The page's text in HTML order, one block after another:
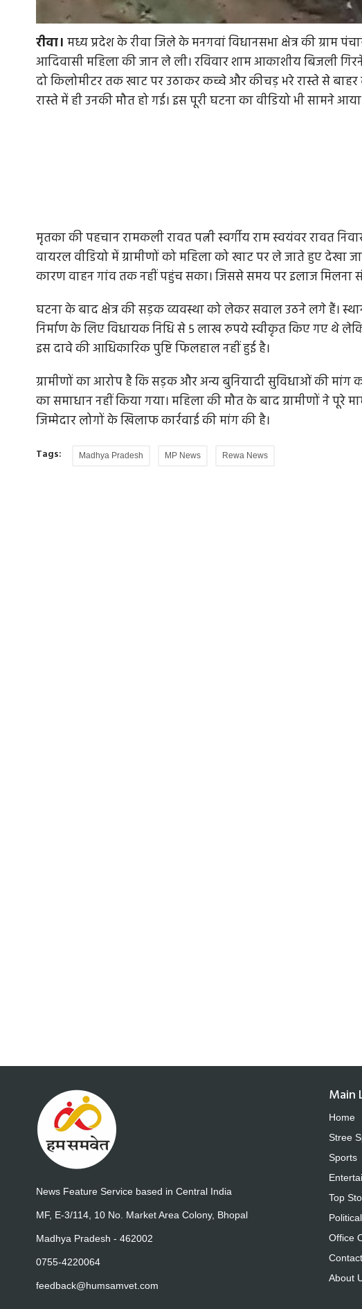
रीवा। मध्य प्रदेश के रीवा जिले के मनगवां विधानसभा क्षेत्र की ग्राम
आदिवासी महिला की जान ले ली। रविवार शाम आकाशीय बिजली
दो किलोमीटर तक खाट पर उठाकर कच्चे और कीचड़ भरे रास्ते से
रास्ते में ही उनकी मौत हो गई। इस पूरी घटना का वीडियो भी सामने
मृतका की पहचान रामकली रावत पत्नी स्वर्गीय राम स्वयंवर रावत
वायरल वीडियो में ग्रामीणों को महिला को खाट पर ले जाते हुए
कारण वाहन गांव तक नहीं पहुंच सका। जिससे समय पर इलाज मिलना
घटना के बाद क्षेत्र की सड़क व्यवस्था को लेकर सवाल उठने लगे हैं।
निर्माण के लिए विधायक निधि से 5 लाख रुपये स्वीकृत किए गए थे
इस दावे की आधिकारिक पुष्टि फिलहाल नहीं हुई है।
ग्रामीणों का आरोप है कि सड़क और अन्य बुनियादी सुविधाओं की
का समाधान नहीं किया गया। महिला की मौत के बाद ग्रामीणों ने पूरे
जिम्मेदार लोगों के खिलाफ कार्रवाई की मांग की है।
Tags: Madhya Pradesh MP News Rewa News
News Feature Service based in Central India
MF, E-3/114, 10 No. Market Area Colony, Bhopal
Madhya Pradesh - 462002
0755-4220064
feedback@humsamvet.com
Main
Home
Stree
Sports
Top
Office
About